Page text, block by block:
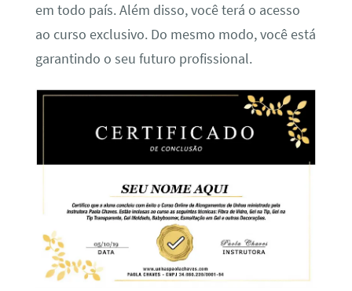
em todo país. Além disso, você terá o acesso
ao curso exclusivo. Do mesmo modo, você está
garantindo o seu futuro profissional.